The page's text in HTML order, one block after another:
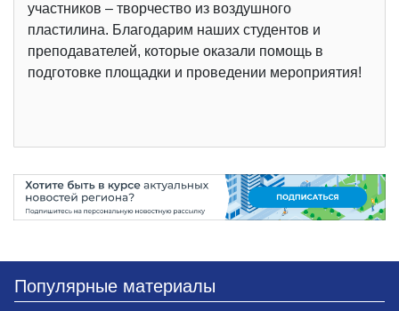
участников – творчество из воздушного
пластилина. Благодарим наших студентов и
преподавателей, которые оказали помощь в
подготовке площадки и проведении мероприятия!
Популярные материалы